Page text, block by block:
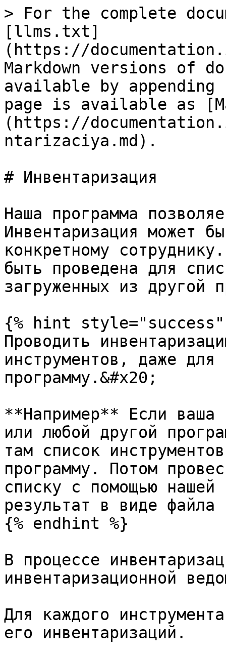
> For the complete
[llms.txt]
(https://
Markdown versions of
available by
page is available as
(https://
ntarizaciya.md).
# Инвентаризация
Наша программа
Инвентаризация может
конкретному
быть проведена для
загруженных из другой
{% hint style="success"
Проводить
инструментов, даже
программу.&#x20;
**Например** Если ваша
или любой другой
там список
программу. Потом
списку с помощью нашей
результат в виде
{% endhint %}
В процессе
инвентаризационной
Для каждого
его инвентаризаций.